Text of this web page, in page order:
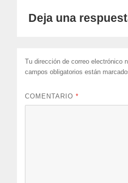
Deja una
Tu dirección de correo electrónico
campos obligatorios están
COMENTARIO*